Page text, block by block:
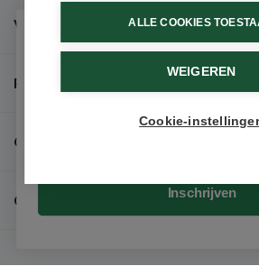
Veel gestelde vragen
Populaire merken
Over ons
Contact
ALLE COOKIES
WEIGEREN
Cookie-
Schrijf je in voor onze
Ontvang als eerste de beste
advies
Inschrijven